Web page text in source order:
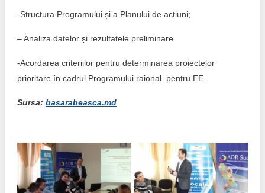
Achiziții publice
Achizițiile publice în vizorul societății civile
-Structura Programului și a Planului de acțiuni;
– Analiza datelor și rezultatele preliminare
-Acordarea criteriilor pentru determinarea proiectelor
prioritare în cadrul Programului raional pentru EE.
Sursa: basarabeasca.md